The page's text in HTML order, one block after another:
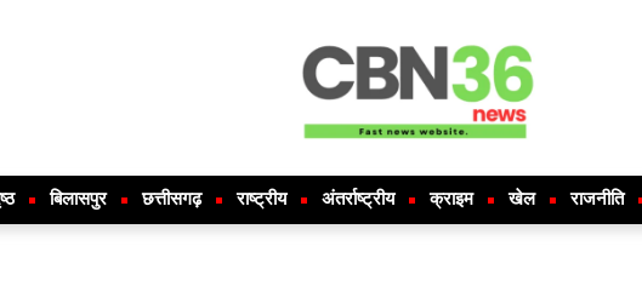
बिलासपुर छत्तीसगढ़ राष्ट्रीय अंतर्राष्ट्रीय क्राइम खेल राजनीति